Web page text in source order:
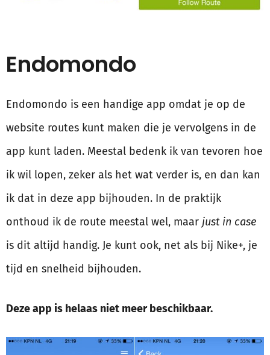
Endomondo
Endomondo is een handige app omdat je op de
website routes kunt maken die je vervolgens in de
app kunt laden. Meestal bedenk ik van tevoren hoe
ik wil lopen, zeker als het wat verder is, en dan kan
ik dat in deze app bijhouden. In de praktijk
onthoud ik de route meestal wel, maar just in case
is dit altijd handig. Je kunt ook, net als bij Nike+, je
tijd en snelheid bijhouden.
Deze app is helaas niet meer beschikbaar.